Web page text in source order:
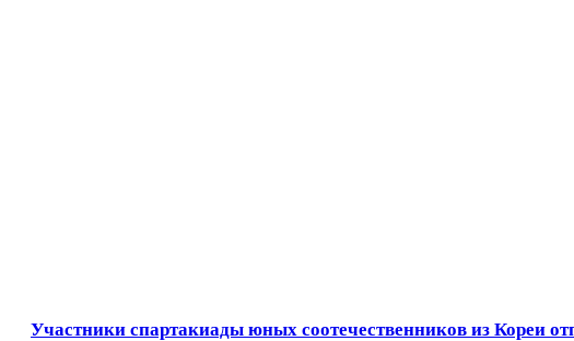
Участники спартакиады юных соотечественников из Кореи